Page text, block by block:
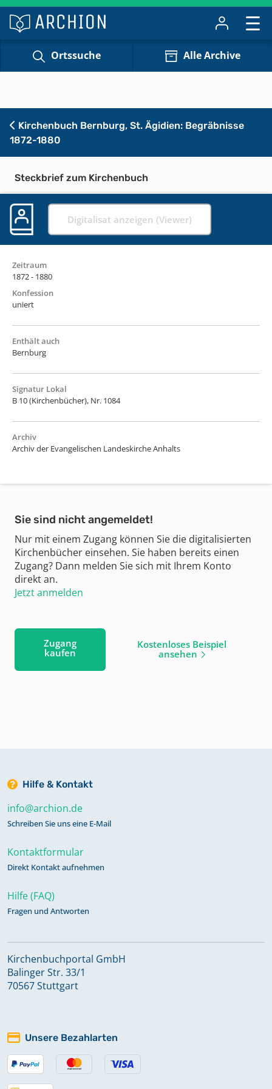
Ortssuche Alle Archive
Kirchenbuch Bernburg, St. Ägidien: Begräbnisse
1872-1880
Steckbrief zum Kirchenbuch
Digitalisat anzeigen (Viewer)
Zeitraum
1872 - 1880
Konfession
uniert
Enthält auch
Bernburg
Signatur Lokal
B 10 (Kirchenbücher), Nr. 1084
Archiv
Archiv der Evangelischen Landeskirche Anhalts
Sie sind nicht angemeldet!
Nur mit einem Zugang können Sie die digitalisierten
Kirchenbücher einsehen. Sie haben bereits einen
Zugang? Dann melden Sie sich mit Ihrem Konto
direkt an.
Jetzt anmelden
Zugang
kaufen
Kostenloses Beispiel
ansehen
Hilfe & Kontakt
info@archion.de
Schreiben Sie uns eine E-Mail
Kontaktformular
Direkt Kontakt aufnehmen
Hilfe (FAQ)
Fragen und Antworten
Kirchenbuchportal GmbH
Balinger Str. 33/1
70567 Stuttgart
Unsere Bezahlarten